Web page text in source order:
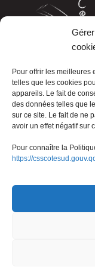
Pour offrir les meilleures
telles que les cookies
appareils. Le fait de
des données telles que
sur ce site. Le fait de ne
avoir un effet négatif sur
Pour connaître la
https://
LISTE
©